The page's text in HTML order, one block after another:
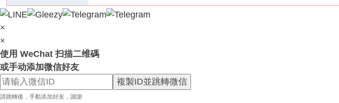
外
送
本
土
正
妹
×
×
使用 WeChat 扫描二维碼
或手动添加微信好友
複製ID並跳轉微信
請跳轉後，手動添加好友，謝謝